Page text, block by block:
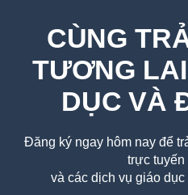
CÙNG
TƯƠNG
DỤC VÀ
Đăng ký ngay hôm nay để
trực tuyến
và các dịch vụ giáo